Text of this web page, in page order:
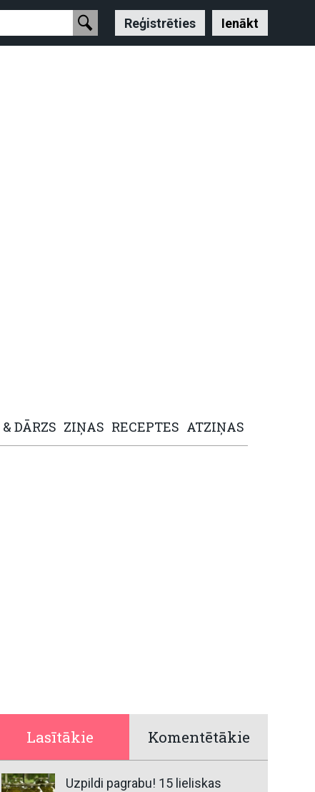
Reģistrēties Ienākt
& DĀRZS ZIŅAS RECEPTES ATZIŅAS
Lasītākie Komentētākie
Uzpildi pagrabu! 15 lieliskas